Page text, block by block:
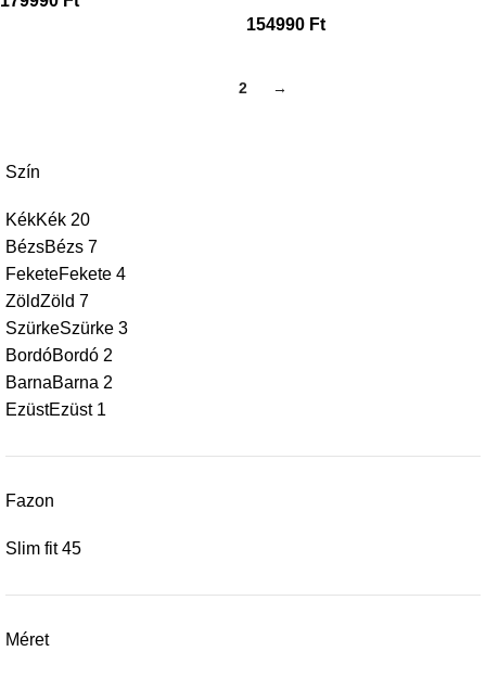
154990 Ft
2 →
Szín
KékKék 20
BézsBézs 7
FeketeFekete 4
ZöldZöld 7
SzürkeSzürke 3
BordóBordó 2
BarnaBarna 2
EzüstEzüst 1
Fazon
Slim fit 45
Méret